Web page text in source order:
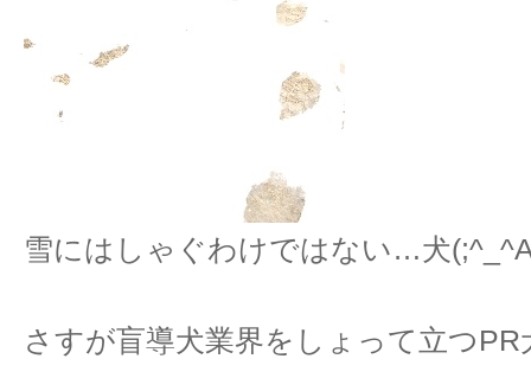
雪にはしゃぐわけではない…犬
さすが盲導犬業界をしょって立つPR